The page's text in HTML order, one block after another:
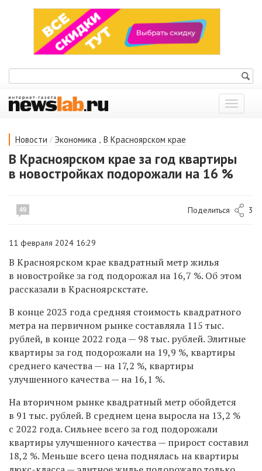
Показать
меню
Новости / Экономика , В Красноярском крае
В Красноярском крае за год квартиры
в новостройках подорожали на 16 %
49 Поделиться 3
11 февраля 2024 16:29
В Красноярском крае квадратный метр жилья
в новостройке за год подорожал на 16,7 %. Об этом
рассказали в Красноярскстате.
В конце 2023 года средняя стоимость квадратного
метра на первичном рынке составляла 115 тыс.
рублей, в конце 2022 года — 98 тыс. рублей. Элитные
квартиры за год подорожали на 19,9 %, квартиры
среднего качества — на 17,2 %, квартиры
улучшенного качества — на 16,1 %.
На вторичном рынке квадратный метр обойдется
в 91 тыс. рублей. В среднем цена выросла на 13,2 %
с 2022 года. Сильнее всего за год подорожали
квартиры улучшенного качества — прирост составил
18,2 %. Меньше всего цена поднялась на квартиры